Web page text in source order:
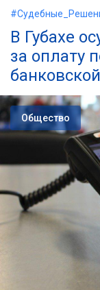
В Губахе
за оплату
Общество